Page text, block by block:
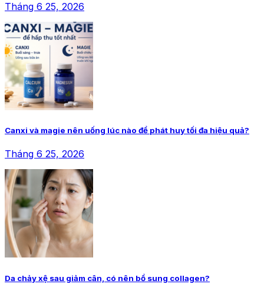
Tháng 6 25, 2026
Canxi và magie nên uống lúc nào để phát huy tối đa hiệu quả?
Tháng 6 25, 2026
Da chảy xệ sau giảm cân, có nên bổ sung collagen?